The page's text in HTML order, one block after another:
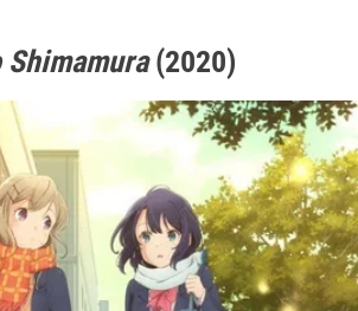
(2020)